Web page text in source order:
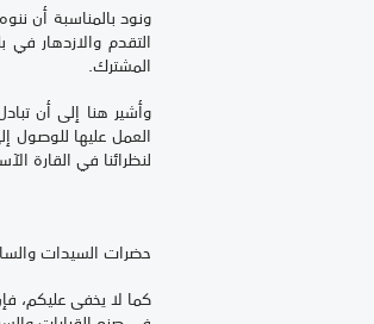
ونود بالمناسبة أن
التقدم والازدهار
المشترك.
وأشير هنا إلى أن
العمل عليها للوصول
لنظرائنا في القارة
حضرات السيدات
كما لا يخفى عليكم،